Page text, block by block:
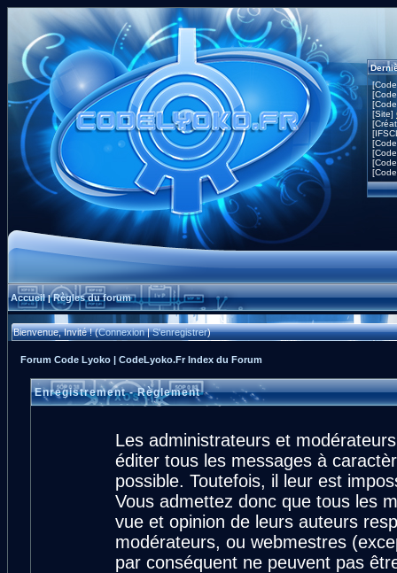
[Site]
Accueil|Règles du forum
Bienvenue, Invité ! (Connexion|S'enregistrer)
Forum Code Lyoko | CodeLyoko.Fr Index du Forum
Enregistrement - Règlement
Les administrateurs et
éditer tous les messages à
possible. Toutefois, il leur est
Vous admettez donc que tous les
vue et opinion de leurs auteurs
modérateurs, ou webmestres
par conséquent ne peuvent pas